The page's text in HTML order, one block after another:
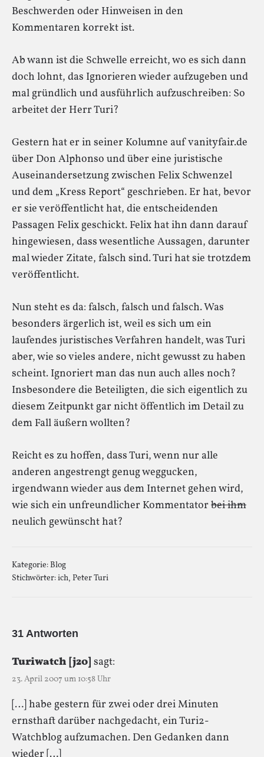
Beschwerden oder Hinweisen in den
Kommentaren korrekt ist.
Ab wann ist die Schwelle erreicht, wo es sich dann
doch lohnt, das Ignorieren wieder aufzugeben und
mal gründlich und ausführlich aufzuschreiben: So
arbeitet der Herr Turi?
Gestern hat er in seiner Kolumne auf vanityfair.de
über Don Alphonso und über eine juristische
Auseinandersetzung zwischen Felix Schwenzel
und dem „Kress Report“ geschrieben. Er hat, bevor
er sie veröffentlicht hat, die entscheidenden
Passagen Felix geschickt. Felix hat ihn dann darauf
hingewiesen, dass wesentliche Aussagen, darunter
mal wieder Zitate, falsch sind. Turi hat sie trotzdem
veröffentlicht.
Nun steht es da: falsch, falsch und falsch. Was
besonders ärgerlich ist, weil es sich um ein
laufendes juristisches Verfahren handelt, was Turi
aber, wie so vieles andere, nicht gewusst zu haben
scheint. Ignoriert man das nun auch alles noch?
Insbesondere die Beteiligten, die sich eigentlich zu
diesem Zeitpunkt gar nicht öffentlich im Detail zu
dem Fall äußern wollten?
Reicht es zu hoffen, dass Turi, wenn nur alle
anderen angestrengt genug weggucken,
irgendwann wieder aus dem Internet gehen wird,
wie sich ein unfreundlicher Kommentator bei ihm
neulich gewünscht hat?
Kategorie:Blog
Stichwörter:ich, Peter Turi
31 Antworten
Turiwatch [j20] sagt:
23. April 2007 um 10:58 Uhr
[…] habe gestern für zwei oder drei Minuten
ernsthaft darüber nachgedacht, ein Turi2-
Watchblog aufzumachen. Den Gedanken dann